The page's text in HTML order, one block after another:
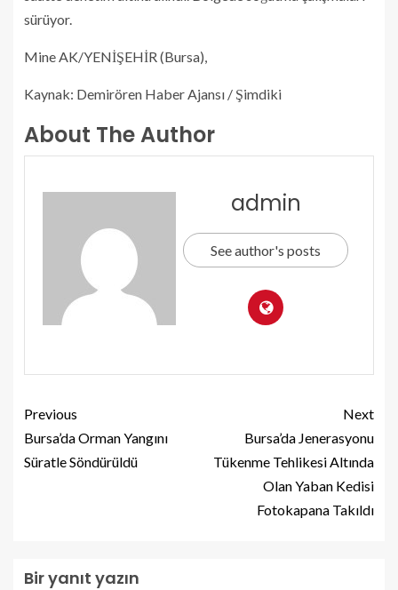
sürüyor.
Mine AK/YENİŞEHİR (Bursa),
Kaynak: Demirören Haber Ajansı / Şimdiki
About The Author
admin
See author's posts
Previous
Bursa’da Orman Yangını
Süratle Söndürüldü
Next
Bursa’da Jenerasyonu
Tükenme Tehlikesi Altında
Olan Yaban Kedisi
Fotokapana Takıldı
Bir yanıt yazın